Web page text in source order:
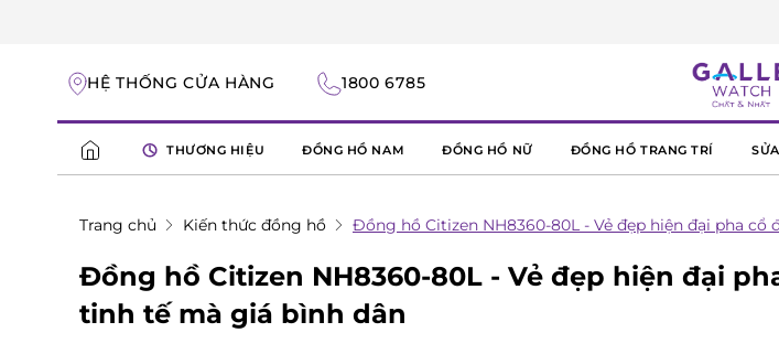
HỆ THỐNG CỬA HÀNG 1800 6785
THƯƠNG HIỆU ĐỒNG HỒ NAM ĐỒNG HỒ NỮ ĐỒNG HỒ TRANG TRÍ
Trang chủ Kiến thức đồng hồ Đồng hồ Citizen NH8360-80L - Vẻ đẹp hiện đại pha
Đồng hồ Citizen NH8360-80L - Vẻ đẹp hiện đại
tinh tế mà giá bình dân